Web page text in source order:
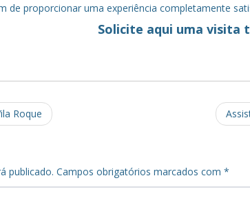
de proporcionar uma experiência completamente
Solicite aqui uma visita
Roque
publicado. Campos obrigatórios marcados com *